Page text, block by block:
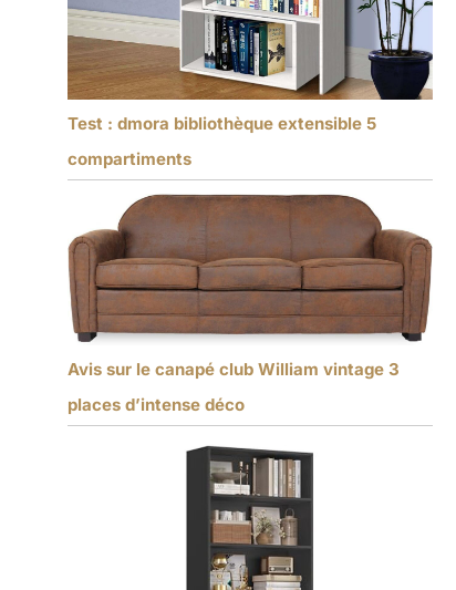
Test : dmora bibliothèque extensible 5
compartiments
Avis sur le canapé club William vintage 3
places d’intense déco